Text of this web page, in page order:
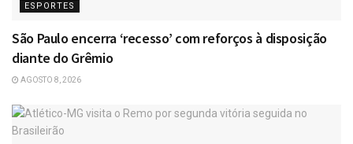
ESPORTES
São Paulo encerra ‘recesso’ com reforços à disposição
diante do Grêmio
AGOSTO 8, 2026